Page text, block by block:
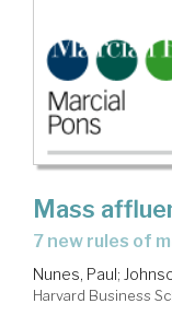
Mass
7 new rules of
Nunes, Paul;
Harvard Business